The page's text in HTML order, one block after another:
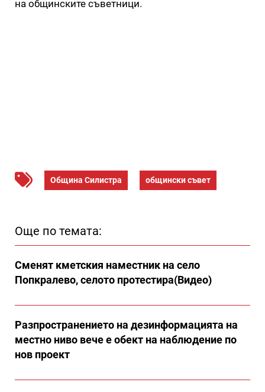
на общинските съветници.
Община Силистра общински съвет
Още по темата:
Сменят кметския наместник на село
Попкралево, селото протестира(Видео)
Разпространението на дезинформацията на
местно ниво вече е обект на наблюдение по
нов проект